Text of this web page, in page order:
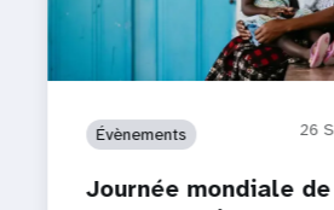
Évènements 26
Journée mondiale